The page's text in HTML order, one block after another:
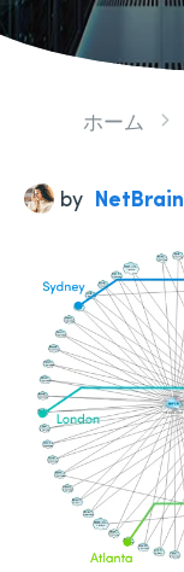
ホーム
by NetBrain